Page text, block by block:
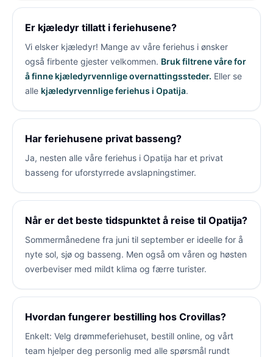
Er kjæledyr tillatt i feriehusene?
Vi elsker kjæledyr! Mange av våre feriehus i ønsker
også firbente gjester velkommen. Bruk filtrene våre for
å finne kjæledyrvennlige overnattingssteder. Eller se
alle kjæledyrvennlige feriehus i Opatija.
Har feriehusene privat basseng?
Ja, nesten alle våre feriehus i Opatija har et privat
basseng for uforstyrrede avslapningstimer.
Når er det beste tidspunktet å reise til Opatija?
Sommermånedene fra juni til september er ideelle for å
nyte sol, sjø og basseng. Men også om våren og høsten
overbeviser med mildt klima og færre turister.
Hvordan fungerer bestilling hos Crovillas?
Enkelt: Velg drømmeferiehuset, bestill online, og vårt
team hjelper deg personlig med alle spørsmål rundt